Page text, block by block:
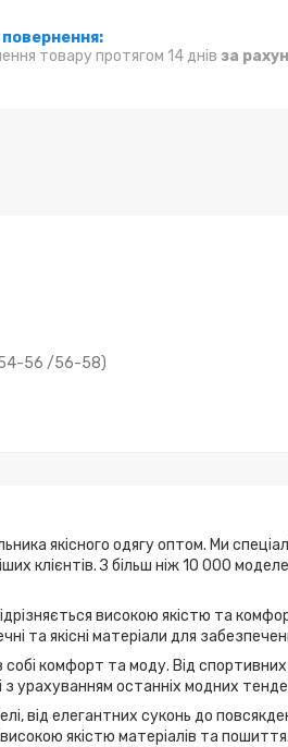
товару протягом 14 днів за
54-56 /56-58)
якісного одягу оптом. Ми
клієнтів. З більш ніж 10 000
високою якістю та
та якісні матеріали для
собі комфорт та моду. Від
урахуванням останніх модних
від елегантних суконь до
якістю матеріалів та пошиття.